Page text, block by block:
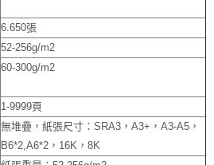
6.650張
52-256g/m2
60-300g/m2
1-9999頁
無堆疊，紙張尺寸：SRA3，A3+，A3-A5，
B6*2,A6*2，16K，8K